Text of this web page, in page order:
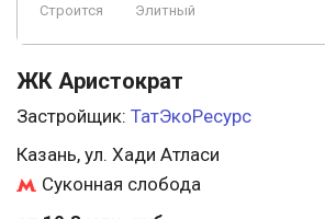
Строится Элитный
ЖК Аристократ
Застройщик: ТатЭкоРесурс
Казань, ул. Хади Атласи
Суконная слобода